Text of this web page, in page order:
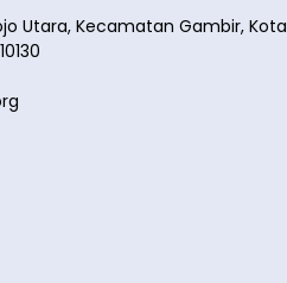
Utara, Kecamatan Gambir, Kota